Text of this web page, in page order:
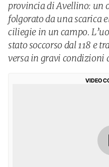
provincia di Avellino: un
folgorato da una scarica
ciliegie in un campo.
stato soccorso dal 118 e
versa in gravi condizioni
VIDEO